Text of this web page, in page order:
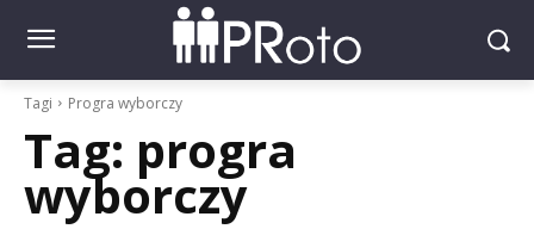
Tagi Progra wyborczy
Tag: progra
wyborczy